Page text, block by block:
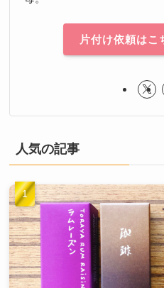
片付け依頼はこ
人気の記事